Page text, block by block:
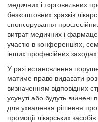
медичних і торговельних
безкоштовних зразків
спонсорування
витрат медичних і
участю в конференціях,
інших професійних заходах.
У разі встановлення
матиме право видавати
визначенням відповідних
усунуті або будуть
для ухвалення рішення про
промоції лікарських